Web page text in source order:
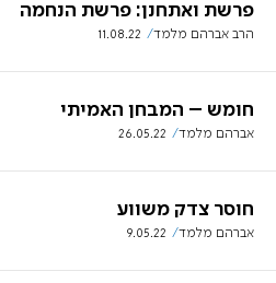
פרשת ואתחנן: פרשת הנחמה
הרב אברהם מלמד 11.08.22
חומש – המבחן האמיתי
אברהם מלמד 26.05.22
חוסר צדק משווע
אברהם מלמד 9.05.22